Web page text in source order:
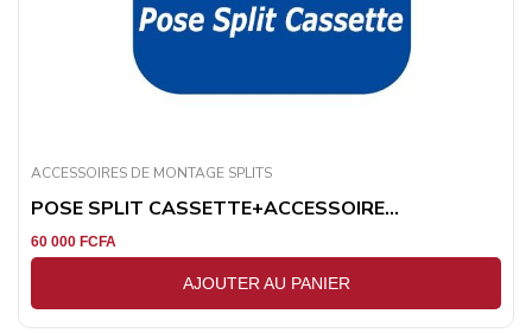
ACCESSOIRES DE MONTAGE SPLITS
POSE SPLIT CASSETTE+ACCESSOIRE...
60 000 FCFA
AJOUTER AU PANIER